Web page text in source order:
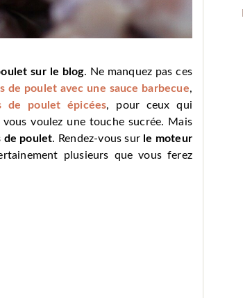
sur le blog. Ne manquez pas ces
de poulet avec une sauce barbecue,
de poulet épicées, pour ceux qui
vous voulez une touche sucrée. Mais
de poulet. Rendez-vous sur le moteur
plusieurs que vous ferez